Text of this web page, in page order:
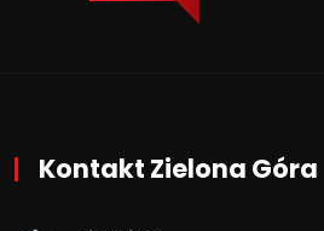
Kontakt Zielona Góra